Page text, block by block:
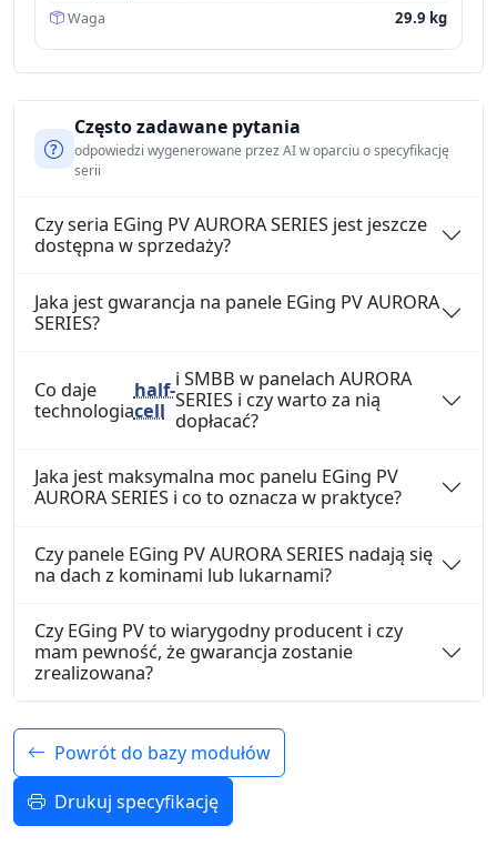
Waga 29.9 kg
Często zadawane pytania
odpowiedzi wygenerowane przez AI w oparciu o specyfikację
serii
Czy seria EGing PV AURORA SERIES jest jeszcze
dostępna w sprzedaży?
Jaka jest gwarancja na panele EGing PV AURORA
SERIES?
Co daje
technologia
half-
cell
i SMBB w panelach AURORA
SERIES i czy warto za nią
dopłacać?
Jaka jest maksymalna moc panelu EGing PV
AURORA SERIES i co to oznacza w praktyce?
Czy panele EGing PV AURORA SERIES nadają się
na dach z kominami lub lukarnami?
Czy EGing PV to wiarygodny producent i czy
mam pewność, że gwarancja zostanie
zrealizowana?
Powrót do bazy modułów
Drukuj specyfikację